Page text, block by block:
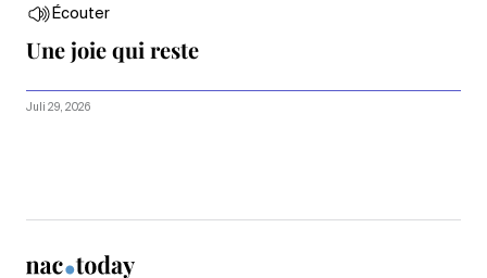
Écouter
Une joie qui reste
Juli 29, 2026